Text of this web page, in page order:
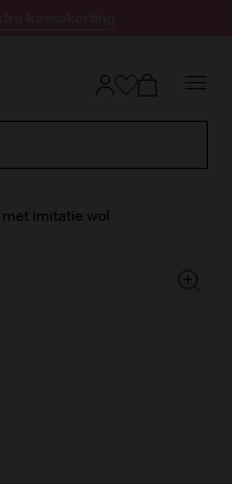
imitatie wol